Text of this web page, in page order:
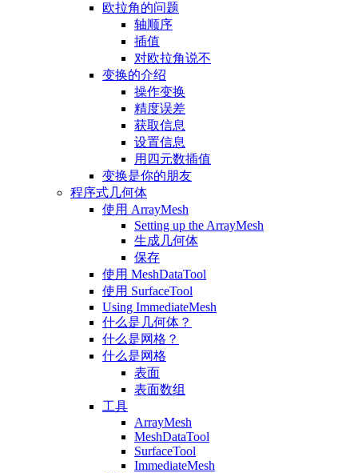
欧拉角的问题
轴顺序
插值
对欧拉角说不
变换的介绍
操作变换
精度误差
获取信息
设置信息
用四元数插值
变换是你的朋友
程序式几何体
使用 ArrayMesh
Setting up the ArrayMesh
生成几何体
保存
使用 MeshDataTool
使用 SurfaceTool
Using ImmediateMesh
什么是几何体？
什么是网格？
什么是网格
表面
表面数组
工具
ArrayMesh
MeshDataTool
SurfaceTool
ImmediateMesh